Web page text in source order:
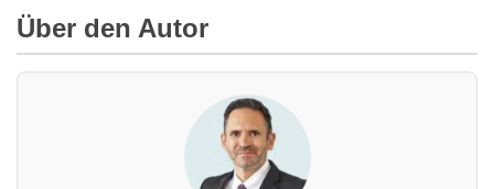
Über den Autor